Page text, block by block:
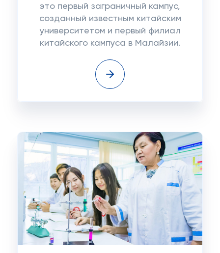
это первый заграничный кампус,
созданный известным китайским
университетом и первый филиал
китайского кампуса в Малайзии.